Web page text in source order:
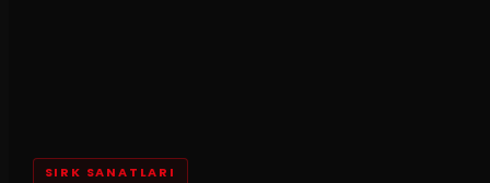
SIRK SANATLARI